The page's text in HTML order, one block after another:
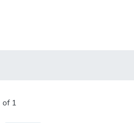
of 1